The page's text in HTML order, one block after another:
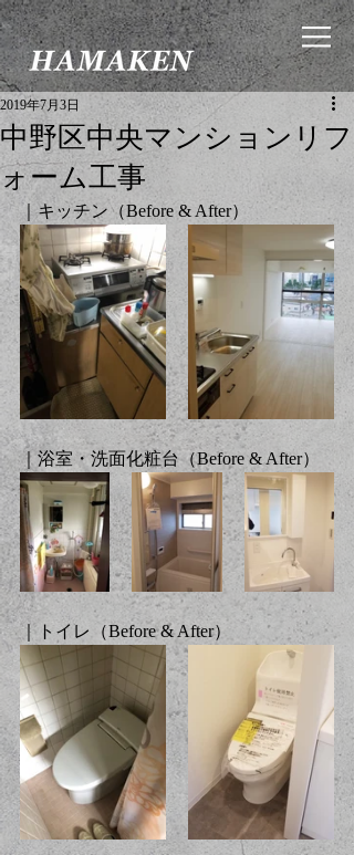
中野区中央マンションリフ
ォーム工事
2019年7月3日
｜キッチン（Before & After）
｜浴室・洗面化粧台（Before & After）
｜トイレ（Before & After）